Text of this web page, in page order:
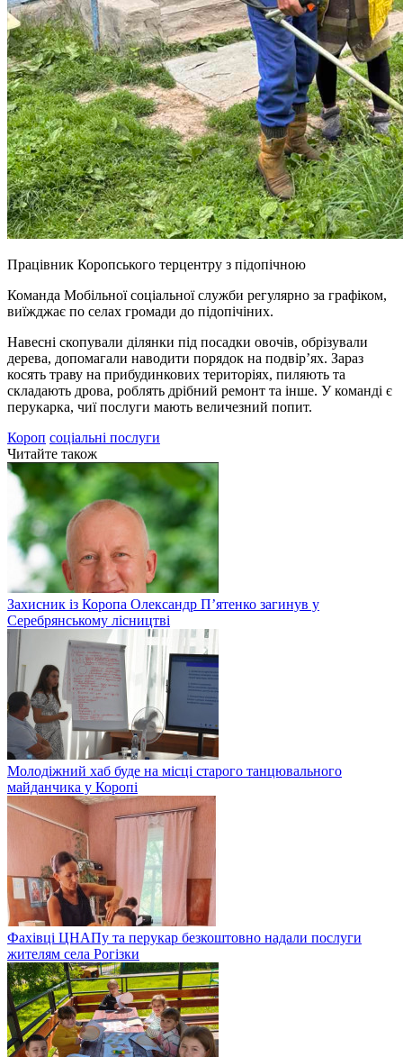
Працівник Коропського терцентру з підопічною
Команда Мобільної соціальної служби регулярно за графіком,
виїжджає по селах громади до підопічіних.
Навесні скопували ділянки під посадки овочів, обрізували
дерева, допомагали наводити порядок на подвір’ях. Зараз
косять траву на прибудинкових територіях, пиляють та
складають дрова, роблять дрібний ремонт та інше. У команді є
перукарка, чиї послуги мають величезний попит.
Короп соціальні послуги
Читайте також
Захисник із Коропа Олександр П’ятенко загинув у
Серебрянському лісництві
Молодіжний хаб буде на місці старого танцювального
майданчика у Коропі
Фахівці ЦНАПу та перукар безкоштовно надали послуги
жителям села Рогізки